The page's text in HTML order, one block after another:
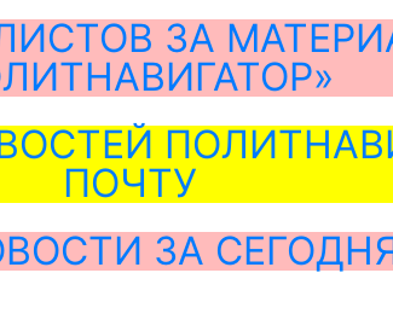
ЗА
ПОЧТУ
ЗА